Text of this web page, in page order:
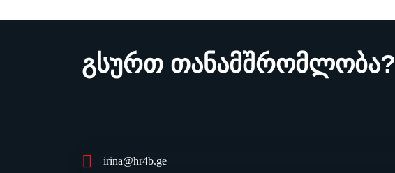
გსურთ თანამშრომლობა?
irina@hr4b.ge